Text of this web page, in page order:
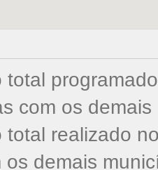
total
com os
total realizado
os demais